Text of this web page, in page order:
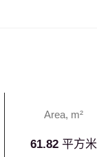
Area, m²
61.82 平方米